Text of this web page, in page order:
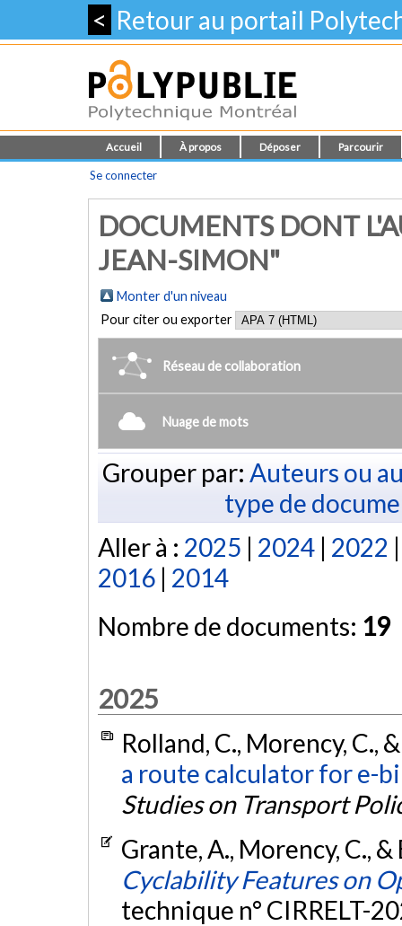
< Retour au portail
Accueil À propos Déposer Parcourir
Se connecter
DOCUMENTS DONT
JEAN-SIMON"
Monter d'un niveau
Pour citer ou exporter
Réseau de collaboration
Nuage de mots
Grouper par: Auteurs ou
type de
Aller à : 2025 | 2024 | 2022
2016 | 2014
Nombre de documents: 19
2025
Rolland, C., Morency, C.,
a route calculator for e-
Studies on Transport
Grante, A., Morency, C.,
Cyclability Features on
technique n° CIRRELT-